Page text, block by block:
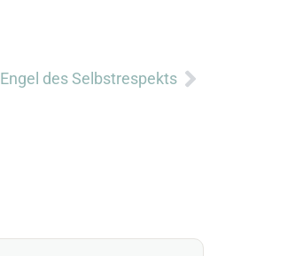
Engel des SelbstrespektsNächster